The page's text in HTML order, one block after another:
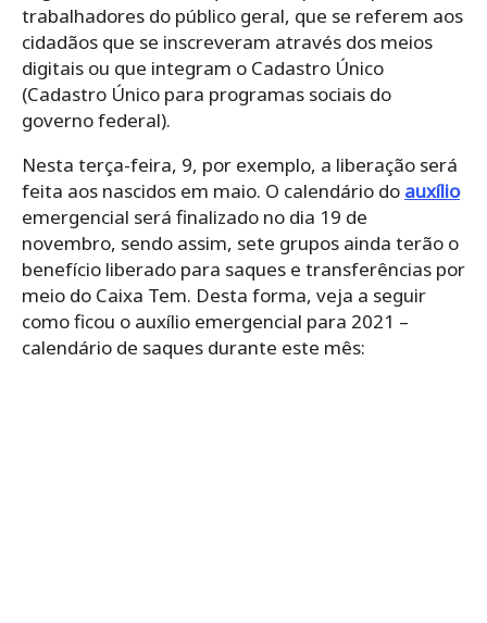
trabalhadores do público geral, que se referem aos
cidadãos que se inscreveram através dos meios
digitais ou que integram o Cadastro Único
(Cadastro Único para programas sociais do
governo federal).
Nesta terça-feira, 9, por exemplo, a liberação será
feita aos nascidos em maio. O calendário do auxílio
emergencial será finalizado no dia 19 de
novembro, sendo assim, sete grupos ainda terão o
benefício liberado para saques e transferências por
meio do Caixa Tem. Desta forma, veja a seguir
como ficou o auxílio emergencial para 2021 –
calendário de saques durante este mês: